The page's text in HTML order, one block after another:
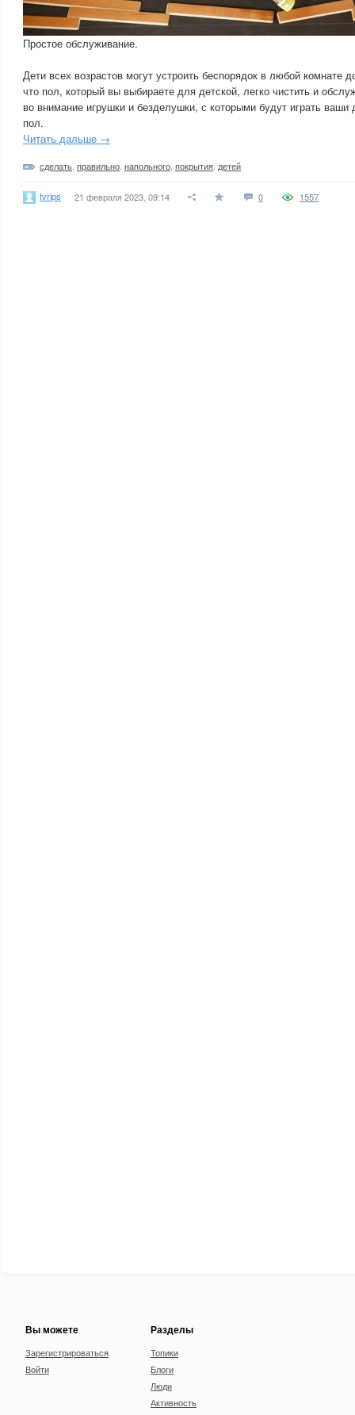
Простое обслуживание.
Дети всех возрастов могут устроить беспорядок в любой комнате
что пол, который вы выбираете для детской, легко чистить и
во внимание игрушки и безделушки, с которыми будут играть
пол.
Читать дальше →
сделать правильно напольного покрытия детей
tvrips 21 февраля 2023, 09:14 0 1557
Вы можете
Зарегистрироваться
Войти
Разделы
Топики
Блоги
Люди
Активность